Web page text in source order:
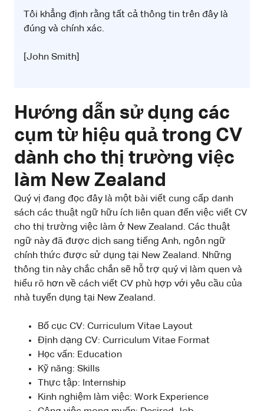
Tôi khẳng định rằng tất cả thông tin trên đây là
đúng và chính xác.
[John Smith]
Hướng dẫn sử dụng các
cụm từ hiệu quả trong CV
dành cho thị trường việc
làm New Zealand
Quý vị đang đọc đây là một bài viết cung cấp danh
sách các thuật ngữ hữu ích liên quan đến việc viết CV
cho thị trường việc làm ở New Zealand. Các thuật
ngữ này đã được dịch sang tiếng Anh, ngôn ngữ
chính thức được sử dụng tại New Zealand. Những
thông tin này chắc chắn sẽ hỗ trợ quý vị làm quen và
hiểu rõ hơn về cách viết CV phù hợp với yêu cầu của
nhà tuyển dụng tại New Zealand.
Bố cục CV: Curriculum Vitae Layout
Định dạng CV: Curriculum Vitae Format
Học vấn: Education
Kỹ năng: Skills
Thực tập: Internship
Kinh nghiệm làm việc: Work Experience